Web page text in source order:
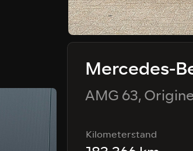
Mercedes-
AMG 63,
Luchtvering, 20'
Kilometerstand